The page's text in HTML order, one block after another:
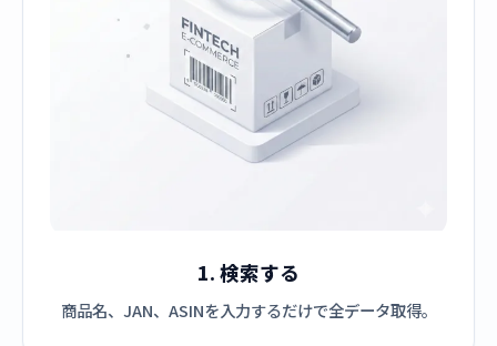
1. 検索する
商品名、JAN、ASINを入力するだけで全データ取得。